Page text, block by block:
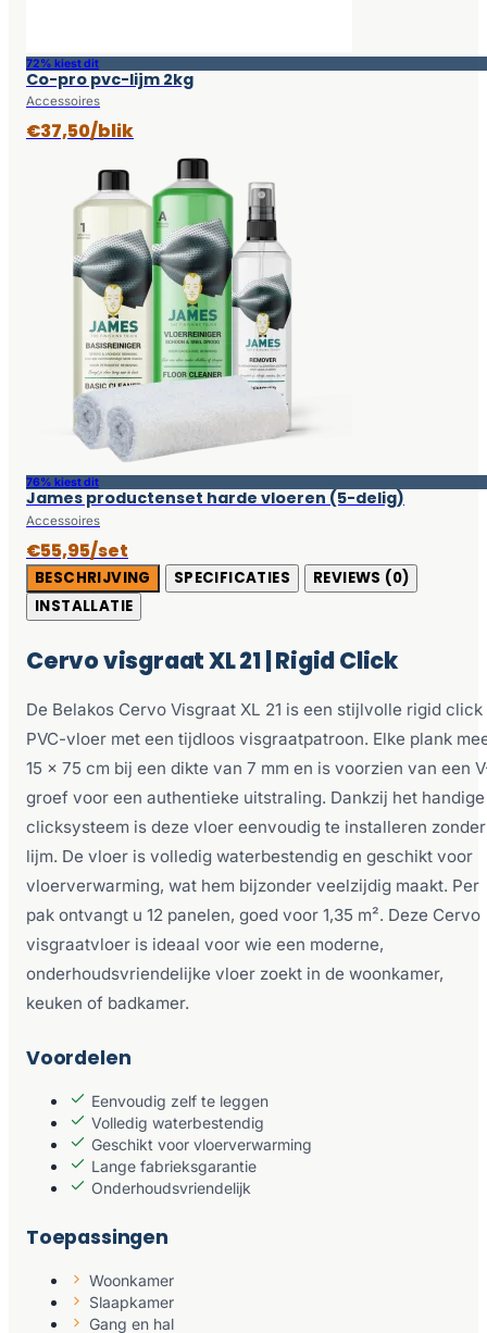
72% kiest dit
Co-pro pvc-lijm 2kg
Accessoires
€37,50/blik
76% kiest dit
James productenset harde vloeren (5-delig)
Accessoires
€55,95/set
BESCHRIJVING SPECIFICATIES
REVIEWS (0)
INSTALLATIE
Cervo visgraat XL 21 | Rigid Click
De Belakos Cervo Visgraat XL 21 is een stijlvolle rigid click
PVC-vloer met een tijdloos visgraatpatroon. Elke plank
15 x 75 cm bij een dikte van 7 mm en is voorzien van een
groef voor een authentieke uitstraling. Dankzij het handige
clicksysteem is deze vloer eenvoudig te installeren zonder
lijm. De vloer is volledig waterbestendig en geschikt voor
vloerverwarming, wat hem bijzonder veelzijdig maakt. Per
pak ontvangt u 12 panelen, goed voor 1,35 m². Deze Cervo
visgraatvloer is ideaal voor wie een moderne,
onderhoudsvriendelijke vloer zoekt in de woonkamer,
keuken of badkamer.
Voordelen
Eenvoudig zelf te leggen
Volledig waterbestendig
Geschikt voor vloerverwarming
Lange fabrieksgarantie
Onderhoudsvriendelijk
Toepassingen
Woonkamer
Slaapkamer
Gang en hal